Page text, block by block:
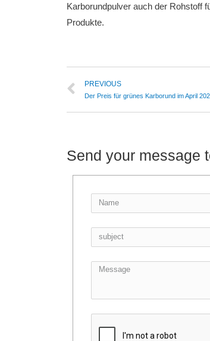
Karborundpulver auch der Rohstoff
Produkte.
PREVIOUS
Der Preis für grünes Karborund im April
Send your message